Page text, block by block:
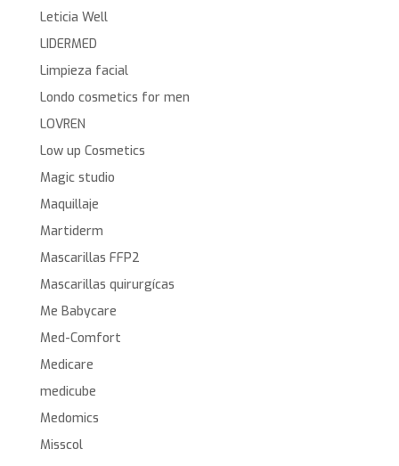
Leticia Well
LIDERMED
Limpieza facial
Londo cosmetics for men
LOVREN
Low up Cosmetics
Magic studio
Maquillaje
Martiderm
Mascarillas FFP2
Mascarillas quirurgícas
Me Babycare
Med-Comfort
Medicare
medicube
Medomics
Misscol